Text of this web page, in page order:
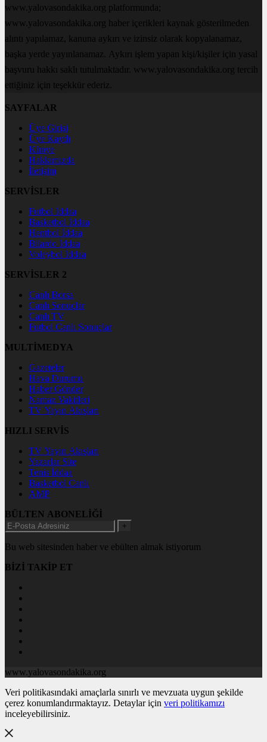
www.yalovasondakika.org platformunda;
www.yalovasondakika.org haber içerikleri kaynak gösterilmeden
alıntı yapılamaz, kanuna aykırı ve izinsiz olarak kopyalanamaz,
başka yerde yayınlanamaz. Aykırı işlem yapan kişi/kişiler için yasal
başvuru hakkı saklı tutulmaktadır. www.yalovasondakika.org tercih
ettiğiniz için teşekkür ederiz.
SAYFALAR
Üye Girişi
Üye Kaydı
Künye
Hakkımızda
İletişim
SERVİSLER
Futbol İddaa
Basketbol İddaa
Hentbol İddaa
Bilardo İddaa
Voleybol İddaa
SERVİSLER 2
Canlı Borsa
Canlı Sonuçlar
Canlı TV
Futbol Canlı Sonuçlar
MULTİMEDYA
Gazeteler
Hava Durumu
Haber Gönder
Namaz Vakitleri
TV Yayın Akışları
HIZLI SERVİS
TV Yayın Akışları
Yazarlar Site
Tenis İddaa
Basketbol Canlı
AMP
BÜLTEN ABONELİĞİ
+
Bu web sitesinden haber ve ebülten almak istiyorum
BİZİ TAKİP ET
www.yalovasondakika.org
Veri politikasındaki amaçlarla sınırlı ve mevzuata uygun şekilde
çerez konumlandırmaktayız. Detaylar için veri politikamızı
inceleyebilirsiniz.